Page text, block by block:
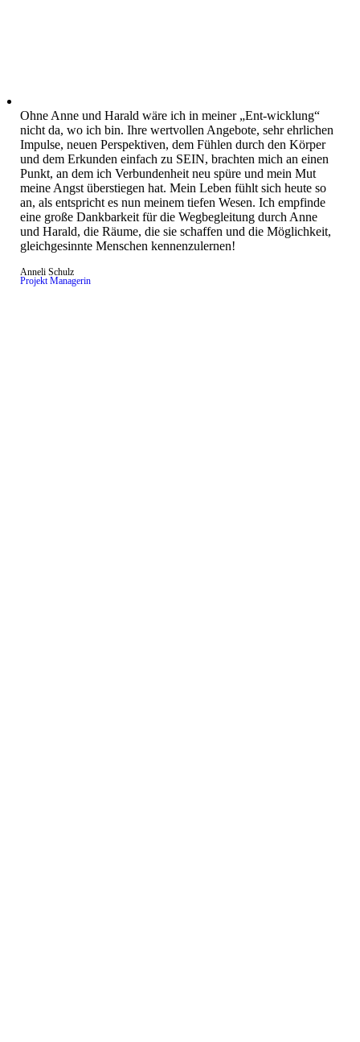
Ohne Anne und Harald wäre ich in meiner „Ent-wicklung“
nicht da, wo ich bin. Ihre wertvollen Angebote, sehr ehrlichen
Impulse, neuen Perspektiven, dem Fühlen durch den Körper
und dem Erkunden einfach zu SEIN, brachten mich an einen
Punkt, an dem ich Verbundenheit neu spüre und mein Mut
meine Angst überstiegen hat. Mein Leben fühlt sich heute so
an, als entspricht es nun meinem tiefen Wesen. Ich empfinde
eine große Dankbarkeit für die Wegbegleitung durch Anne
und Harald, die Räume, die sie schaffen und die Möglichkeit,
gleichgesinnte Menschen kennenzulernen!
Anneli Schulz
Projekt Managerin